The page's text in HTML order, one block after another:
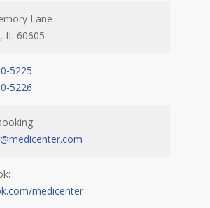
Lane
IL 60605
5225
5226
medicenter